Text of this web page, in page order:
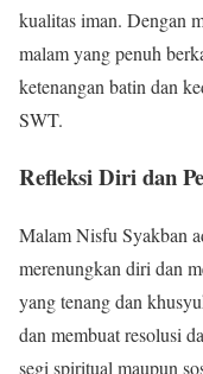
kualitas iman. Dengan
malam yang penuh
ketenangan batin dan
SWT.
Refleksi Diri dan
Malam Nisfu Syakban
merenungkan diri dan
yang tenang dan
dan membuat resolusi
segi spiritual maupun